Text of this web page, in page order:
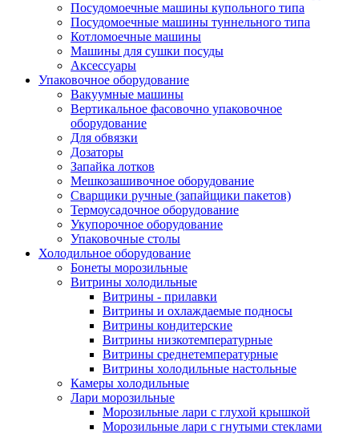
Посудомоечные машины купольного типа
Посудомоечные машины туннельного типа
Котломоечные машины
Машины для сушки посуды
Аксессуары
Упаковочное оборудование
Вакуумные машины
Вертикальное фасовочно упаковочное
оборудование
Для обвязки
Дозаторы
Запайка лотков
Мешкозашивочное оборудование
Сварщики ручные (запайщики пакетов)
Термоусадочное оборудование
Укупорочное оборудование
Упаковочные столы
Холодильное оборудование
Бонеты морозильные
Витрины холодильные
Витрины - прилавки
Витрины и охлаждаемые подносы
Витрины кондитерские
Витрины низкотемпературные
Витрины среднетемпературные
Витрины холодильные настольные
Камеры холодильные
Лари морозильные
Морозильные лари с глухой крышкой
Морозильные лари с гнутыми стеклами